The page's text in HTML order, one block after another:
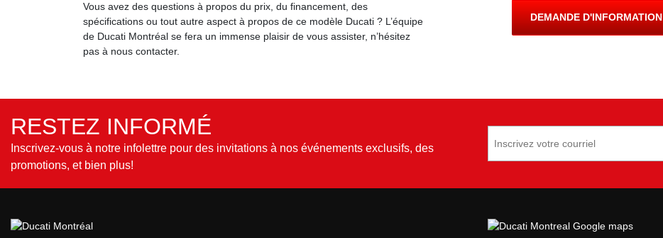
Vous avez des questions à propos du prix, du financement, des
spécifications ou tout autre aspect à propos de ce modèle Ducati ? L’équipe
de Ducati Montréal se fera un immense plaisir de vous assister, n’hésitez
pas à nous contacter.
DEMANDE D'INFORMATION
RESTEZ INFORMÉ
Inscrivez-vous à notre infolettre pour des invitations à nos événements exclusifs, des
promotions, et bien plus!